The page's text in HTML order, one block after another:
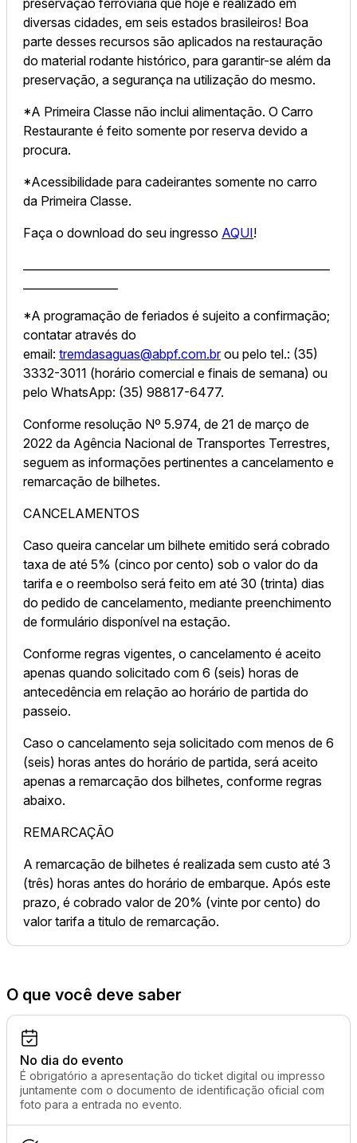
preservação ferroviária que hoje é realizado em
diversas cidades, em seis estados brasileiros! Boa
parte desses recursos são aplicados na restauração
do material rodante histórico, para garantir-se além da
preservação, a segurança na utilização do mesmo.
*A Primeira Classe não inclui alimentação. O Carro
Restaurante é feito somente por reserva devido a
procura.
*Acessibilidade para cadeirantes somente no carro
da Primeira Classe.
Faça o download do seu ingresso AQUI!
*A programação de feriados é sujeito a confirmação;
contatar através do
email: tremdasaguas@abpf.com.brou pelo tel.: (35)
3332-3011 (horário comercial e finais de semana) ou
pelo WhatsApp: (35) 98817-6477.
Conforme resolução Nº 5.974, de 21 de março de
2022 da Agência Nacional de Transportes Terrestres,
seguem as informações pertinentes a cancelamento e
remarcação de bilhetes.
CANCELAMENTOS
Caso queira cancelar um bilhete emitido será cobrado
taxa de até 5% (cinco por cento) sob o valor do da
tarifa e o reembolso será feito em até 30 (trinta) dias
do pedido de cancelamento, mediante preenchimento
de formulário disponível na estação.
Conforme regras vigentes, o cancelamento é aceito
apenas quando solicitado com 6 (seis) horas de
antecedência em relação ao horário de partida do
passeio.
Caso o cancelamento seja solicitado com menos de 6
(seis) horas antes do horário de partida, será aceito
apenas a remarcação dos bilhetes, conforme regras
abaixo.
REMARCAÇÃO
A remarcação de bilhetes é realizada sem custo até 3
(três) horas antes do horário de embarque. Após este
prazo, é cobrado valor de 20% (vinte por cento) do
valor tarifa a titulo de remarcação.
O que você deve saber
No dia do evento
É obrigatório a apresentação do ticket digital ou impresso
juntamente com o documento de identificação oficial com
foto para a entrada no evento.